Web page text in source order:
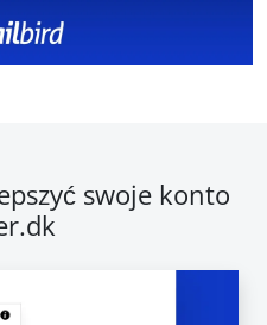
swoje konto